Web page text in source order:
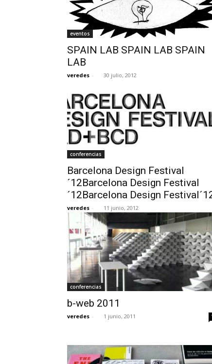
eventos
SPAIN LAB SPAIN LAB SPAIN
LAB
veredes - 30 julio, 2012
conferencias
Barcelona Design Festival
´12Barcelona Design Festival
´12Barcelona Design
veredes - 11 junio, 2012
conferencias
b-web 2011
veredes - 1 junio, 2011